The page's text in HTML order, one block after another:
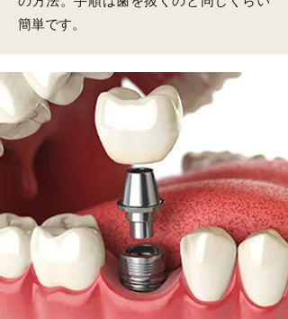
簡単です。